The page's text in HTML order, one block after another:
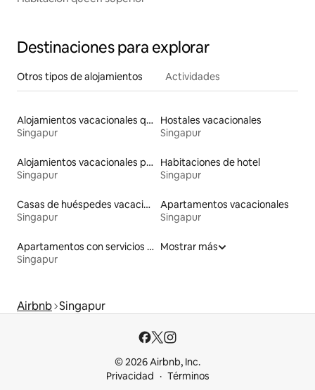
Destinaciones para explorar
Otros tipos de alojamientos Actividades
Alojamientos vacacionales que admiten mascotas
Singapur
Hostales vacacionales
Singapur
Alojamientos vacacionales para familias
Singapur
Habitaciones de hotel
Singapur
Casas de huéspedes vacacionales
Singapur
Apartamentos vacacionales
Singapur
Apartamentos con servicios incluidos vacacionales
Singapur
Mostrar más
Airbnb Singapur
© 2026 Airbnb, Inc.
Privacidad
Términos